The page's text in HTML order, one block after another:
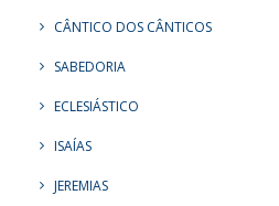
CÂNTICO DOS CÂNTICOS
SABEDORIA
ECLESIÁSTICO
ISAÍAS
JEREMIAS